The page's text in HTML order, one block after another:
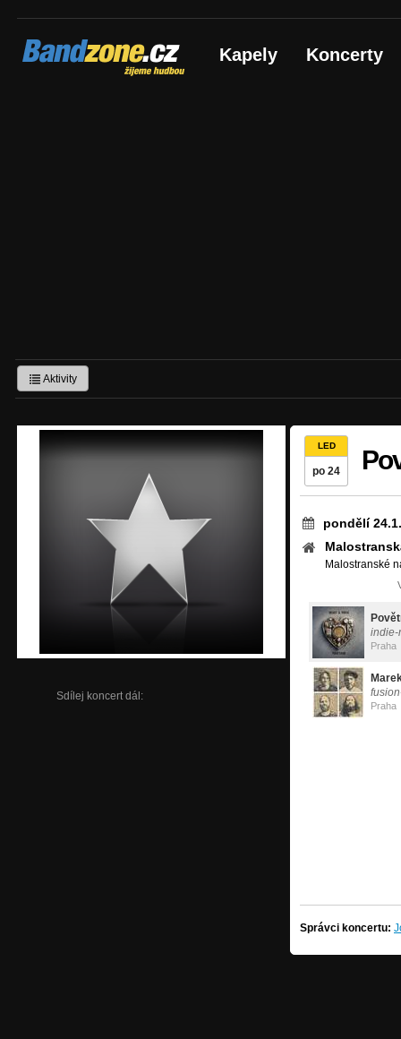
Bandzone.cz
žijeme hudbou Kapely Koncerty
Aktivity
Sdílej koncert dál:
LED
po 24
pondělí
Malostranské
indie-
Praha
Praha
Správci koncertu: